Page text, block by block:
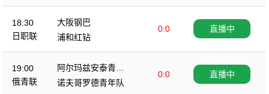
18:30
日职联
大阪钢巴
0:0
浦和红钻
直播中
19:00
俄青联
阿尔玛兹安泰青年
队
0:0
诺夫哥罗德青年队
直播中